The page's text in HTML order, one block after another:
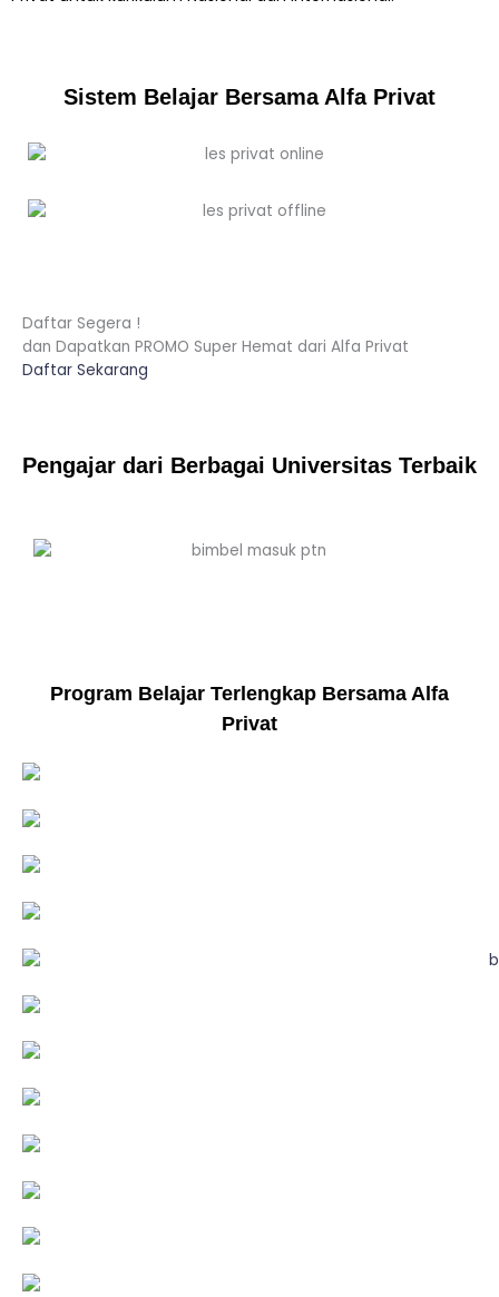
Sistem Belajar Bersama Alfa Privat
Daftar Segera !
dan Dapatkan PROMO Super Hemat dari Alfa Privat
Daftar Sekarang
Pengajar dari Berbagai Universitas Terbaik
Program Belajar Terlengkap Bersama Alfa
Privat